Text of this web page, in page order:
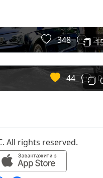
348 25
44 0
All rights reserved.